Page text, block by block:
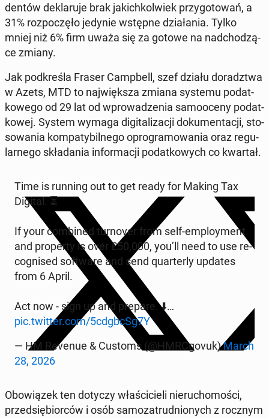
den­tów de­kla­ru­je brak ja­kich­kol­wiek przy­go­to­wań, a
31% roz­po­czę­ło jedynie wstępne dzia­ła­nia. Tylko
mniej niż 6% firm uważa się za gotowe na nad­cho­dzą­
ce zmiany.
Jak pod­kre­śla Fraser Camp­bell, szef działu do­radz­twa
w Azets, MTD to naj­więk­sza zmiana systemu po­dat­
ko­we­go od 29 lat od wpro­wa­dze­nia sa­mo­oce­ny po­dat­
ko­wej. System wymaga di­gi­ta­li­za­cji do­ku­men­ta­cji, sto­
so­wa­nia kom­pa­ty­bil­ne­go opro­gra­mo­wa­nia oraz re­gu­
lar­ne­go skła­da­nia in­for­ma­cji po­dat­ko­wych co kwartał.
Time is running out to get ready for Making Tax
Digital. ⏳
If your com­bi­ned tur­no­ver from self-em­ploy­ment
and pro­per­ty is over £50,000, you’ll need to use re­
co­gni­sed so­ftwa­re and send qu­ar­ter­ly updates
from 6 April.
Act now - sign up and prepare. ⬇️…
pic.twitter.com/5cdgbcSg7Y
— HM Revenue & Customs (@HMRC­go­vuk)March
28, 2026
Obo­wią­zek ten dotyczy wła­ści­cie­li nie­ru­cho­mo­ści,
przed­się­bior­ców i osób sa­mo­za­trud­nio­nych z rocznym